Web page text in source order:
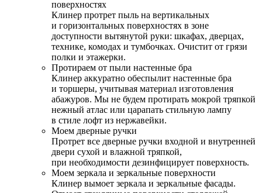
поверхностях
Клинер протрет пыль на вертикальных
и горизонтальных поверхностях в зоне
доступности вытянутой руки: шкафах, дверцах,
технике, комодах и тумбочках. Очистит от грязи
полки и этажерки.
Протираем от пыли настенные бра
Клинер аккуратно обеспылит настенные бра
и торшеры, учитывая материал изготовления
абажуров. Мы не будем протирать мокрой тряпкой
нежный атлас или царапать стильную лампу
в стиле лофт из нержавейки.
Моем дверные ручки
Протрет все дверные ручки входной и внутренней
двери сухой и влажной тряпкой,
при необходимости дезинфицирует поверхность.
Моем зеркала и зеркальные поверхности
Клинер вымоет зеркала и зеркальные фасады.